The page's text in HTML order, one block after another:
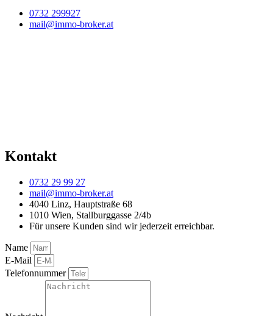
0732 299927
mail@immo-broker.at
Kontakt
0732 29 99 27
mail@immo-broker.at
4040 Linz, Hauptstraße 68
1010 Wien, Stallburggasse 2/4b
Für unsere Kunden sind wir jederzeit erreichbar.
Name
E-Mail
Telefonnummer